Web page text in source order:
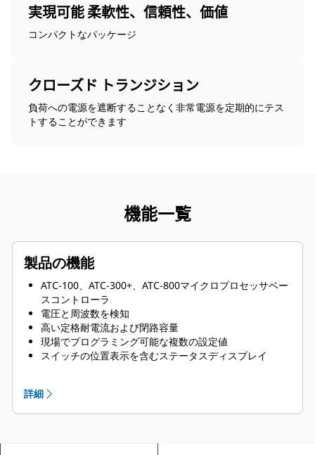
実現可能 柔軟性、信頼性、価値
コンパクトなパッケージ
クローズド トランジション
負荷への電源を遮断することなく非常電源を定期的にテス
トすることができます
機能一覧
製品の機能
ATC-100、ATC-300+、ATC-800マイクロプロセッサベー
スコントローラ
電圧と周波数を検知
高い定格耐電流および閉路容量
現場でプログラミング可能な複数の設定値
スイッチの位置表示を含むステータスディスプレイ
真のRMS電圧および周波数を検知
プログラム可能なプラントエクササイザ
詳細